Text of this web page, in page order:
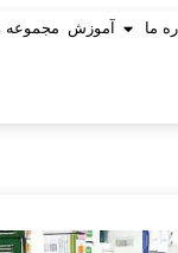
ما آموزش مجموعه